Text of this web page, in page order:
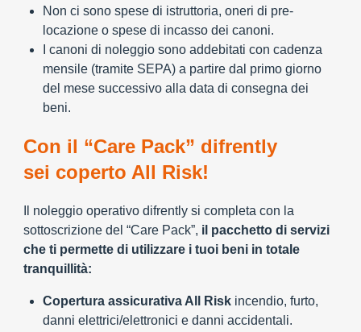
Non ci sono spese di istruttoria, oneri di pre-
locazione o spese di incasso dei canoni.
I canoni di noleggio sono addebitati con cadenza
mensile (tramite SEPA) a partire dal primo giorno
del mese successivo alla data di consegna dei
beni.
Con il “Care Pack” difrently
sei coperto All Risk!
Il noleggio operativo difrently si completa con la
sottoscrizione del “Care Pack”, il pacchetto di servizi
che ti permette di utilizzare i tuoi beni in totale
tranquillità:
Copertura assicurativa All Risk incendio, furto,
danni elettrici/elettronici e danni accidentali.